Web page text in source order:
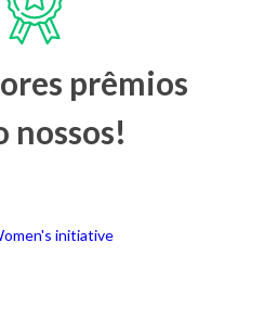
prêmios
nossos!